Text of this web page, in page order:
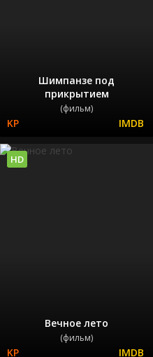
Шимпанзе под
прикрытием
(фильм)
Вечное лето
(фильм)
HD